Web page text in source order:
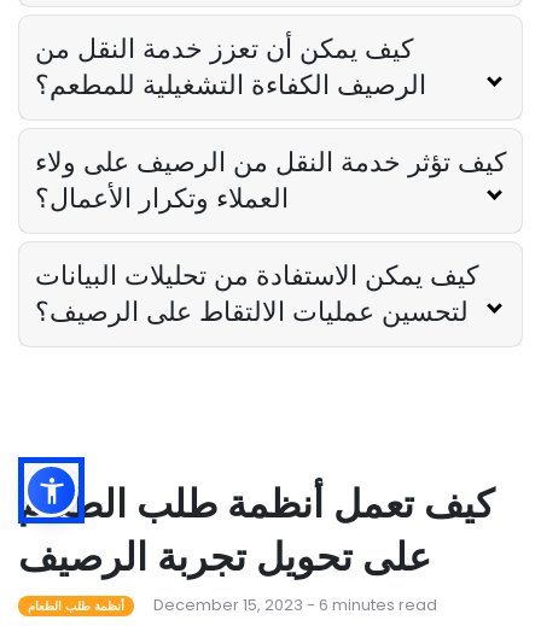
كيف يمكن أن تعزز خدمة النقل من
الرصيف الكفاءة التشغيلية للمطعم؟
كيف تؤثر خدمة النقل من الرصيف على ولاء
العملاء وتكرار الأعمال؟
كيف يمكن الاستفادة من تحليلات البيانات
لتحسين عمليات الالتقاط على الرصيف؟
كيف تعمل أنظمة طلب الطعام
على تحويل تجربة الرصيف
أنظمة طلب الطعام December 15, 2023 - 6 minutes read